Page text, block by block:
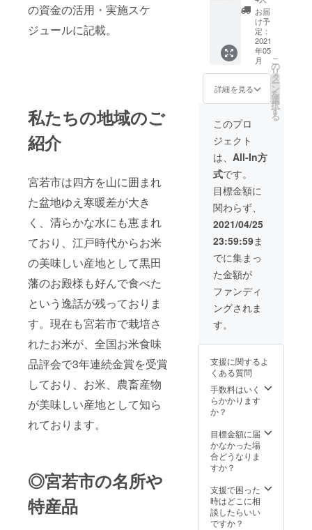
の資金の活用・実施スケ
ジュールに記載。
私たちの地域のご
紹介
宮若市は四方を山に囲まれ
た盆地ゆえ寒暖差が大き
く、清らかな水にも恵まれ
ており、江戸時代からお米
の美味しい産地として黒田
藩のお殿様も好んで食べた
という逸話が残っておりま
す。現在も宮若市で栽培さ
れたお米が、全国お米食味
品評会で3年連続金賞を受賞
しており、お米、農畜産物
が美味しい産地として知ら
れております。
◎宮若市の名所や
特産品
いま
す。ま
たアレ
ンジの
制作者
によっ
ザイン
も変
きます
ので、
お楽し
みにし
下さ
い。 ※
配送予
定日：
令和3年
5月4日
（火曜
日）～5
月9日
（母の
日）ま
でにお
送り致
・支援
特典、
メッ
セージ
カード
をサー
ビス致
しま
セージ
な方
は、備
考に記
入をお
願い致
しま
す。
（30文
内） ・
カー
ネー
ション
の花の
種類と
色は、
ことが
ござい
ます。
・かす
み草や
スター
節の花
は、違
う花に
ざいま
す。
が必要
な方
は、備
考に記
入をお
願い致
しま
す。
内） ・
カー
ネー
ション
の花の
種類と
色は、
画像と
異なる
ことが
ござい
ます。
※配送予
定日：
令和3年
5月4日
（火曜
日）～5
日）ま
でにお
送り致
しま
す。
以上）
ヒペリ
カム・
かすみ
草・
ガーベ
ラ・金
魚草・
レザー
ファン
など季
節の花
をアレ
ンジメ
ントに
してお
届け致
しま
す。 ア
レンジ
の寸
法：高
さ40ｃ
ｍ×幅35
ｃｍ×奥
行30ｃ
ｍ ・支
援特
セージ
をサー
ビス致
しま
す。
メッ
が必要
な方
は、備
考に記
願い致
しま
す。
（30文
お届
け予
定：
2021
年05
月
詳細を見る
こ
の
リ
タ
ー
ン
を
選
択
す
る
このプロ
ジェクト
は、 All-In方
式です。
目標金額に
関わらず、
2021/04/25
23:59:59ま
でに集まっ
た金額が
ファンディ
ングされま
す。
支援に関するよ
くある質問
手数料はいく
らかかります
か？
目標金額に届
かなかった場
合どうなりま
すか？
支援で困った
時はどこに相
談したらいい
ですか？